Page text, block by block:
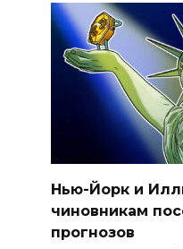
Нью-Йорк и
чиновникам
прогнозов